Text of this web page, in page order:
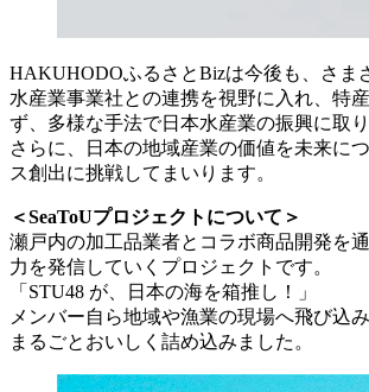
HAKUHODOふるさとBizは今後も、さま
水産業事業社との連携を視野に入れ、特
ず、多様な手法で日本水産業の振興に取
さらに、日本の地域産業の価値を未来に
ス創出に挑戦してまいります。
＜SeaToUプロジェクトについて＞
瀬戸内の加工品業者とコラボ商品開発を
力を発信していくプロジェクトです。
「STU48 が、日本の海を箱推し！」
メンバー自ら地域や漁業の現場へ飛び込
まるごとおいしく詰め込みました。